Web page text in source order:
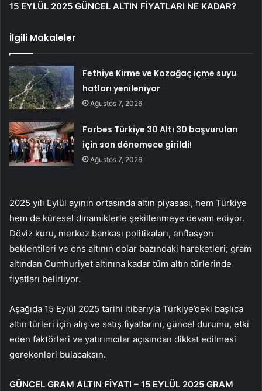
15 EYLÜL 2025 GÜNCEL ALTIN FİYATLARI NE KADAR?
İlgili Makaleler
Fethiye Kirme ve Kozağaç içme suyu
hatları yenileniyor
Ağustos 7, 2026
Forbes Türkiye 30 Altı 30 başvuruları
için son dönemece girildi!
Ağustos 7, 2026
2025 yılı Eylül ayının ortasında altın piyasası, hem Türkiye
hem de küresel dinamiklerle şekillenmeye devam ediyor.
Döviz kuru, merkez bankası politikaları, enflasyon
beklentileri ve ons altının dolar bazındaki hareketleri; gram
altından Cumhuriyet altınına kadar tüm altın türlerinde
fiyatları belirliyor.
Aşağıda 15 Eylül 2025 tarihi itibarıyla Türkiye’deki başlıca
altın türleri için alış ve satış fiyatlarını, güncel durumu, etki
eden faktörleri ve yatırımcılar açısından dikkat edilmesi
gerekenleri bulacaksın.
GÜNCEL GRAM ALTIN FİYATI – 15 EYLÜL 2025 GRAM